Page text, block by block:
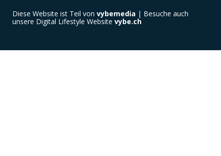
Diese Website ist Teil von vybemedia | Besuche auch
unsere Digital Lifestyle Website vybe.ch